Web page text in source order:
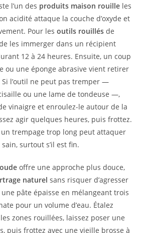
l’un des produits maison rouille les
acidité attaque la couche d’oxyde et
Pour lesoutils rouillés de
les immerger dans un récipient
12 à 24 heures. Ensuite, un coup
ou une éponge abrasive vient retirer
l’outil ne peut pas tremper —
ou une lame de tondeuse —,
vinaigre et enroulez-le autour de la
agir quelques heures, puis frottez.
trempage trop long peut attaquer
surtout s’il est fin.
offre une approche plus douce,
naturel sans risquer d’agresser
pâte épaisse en mélangeant trois
pour un volume d’eau. Étalez
zones rouillées, laissez poser une
puis frottez avec une vieille brosse à